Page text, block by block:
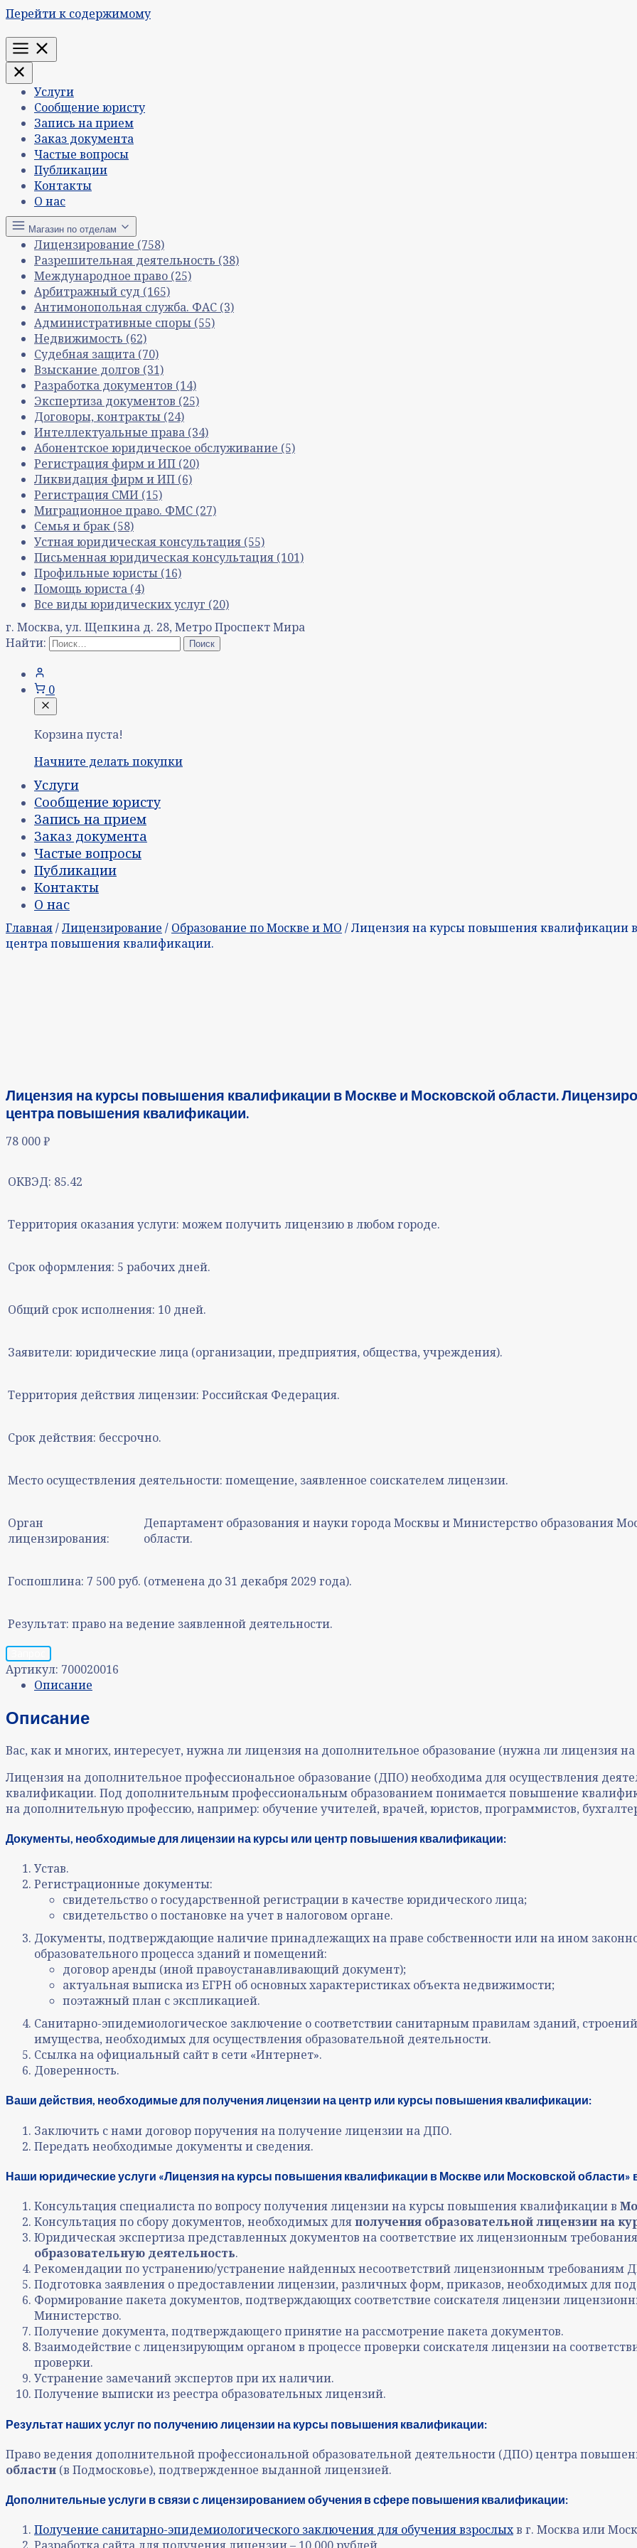
Перейти к содержимому
Меню
Услуги
Сообщение юристу
Запись на прием
Заказ документа
Частые вопросы
Публикации
Контакты
О нас
Магазин по отделам
Лицензирование (758)
Разрешительная деятельность (38)
Международное право (25)
Арбитражный суд (165)
Антимонопольная служба. ФАС (3)
Административные споры (55)
Недвижимость (62)
Судебная защита (70)
Взыскание долгов (31)
Разработка документов (14)
Экспертиза документов (25)
Договоры, контракты (24)
Интеллектуальные права (34)
Абонентское юридическое обслуживание (5)
Регистрация фирм и ИП (20)
Ликвидация фирм и ИП (6)
Регистрация СМИ (15)
Миграционное право. ФМС (27)
Семья и брак (58)
Устная юридическая консультация (55)
Письменная юридическая консультация (101)
Профильные юристы (16)
Помощь юриста (4)
Все виды юридических услуг (20)
г. Москва, ул. Щепкина д. 28, Метро Проспект Мира
Найти:
0
Корзина пуста!
Начните делать покупки
Услуги
Сообщение юристу
Запись на прием
Заказ документа
Частые вопросы
Публикации
Контакты
О нас
Главная/Лицензирование / Образование по Москве и МО / Лицензия на курсы повышения квалификации
центра повышения квалификации.
Лицензия на курсы повышения квалификации в Москве и Московской области.
центра повышения квалификации.
78 000₽
ОКВЭД: 85.42
Территория оказания услуги: можем получить лицензию в любом городе.
Срок оформления: 5 рабочих дней.
Общий срок исполнения: 10 дней.
Заявители: юридические лица (организации, предприятия, общества, учреждения).
Территория действия лицензии: Российская Федерация.
Срок действия: бессрочно.
Место осуществления деятельности: помещение, заявленное соискателем лицензии.
Орган
лицензирования:
Департамент образования и науки города Москвы и Министерство образования
области.
Госпошлина: 7 500 руб. (отменена до 31 декабря 2029 года).
Результат: право на ведение заявленной деятельности.
Артикул: 700020016
Описание
Описание
Вас, как и многих, интересует, нужна ли лицензия на дополнительное образование (нужна ли лицензия
Лицензия на дополнительное профессиональное образование (ДПО) необходима для осуществления
квалификации. Под дополнительным профессиональным образованием понимается повышение
на дополнительную профессию, например: обучение учителей, врачей, юристов, программистов,
Документы, необходимые для лицензии на курсы или центр повышения квалификации:
Устав.
Регистрационные документы:
свидетельство о государственной регистрации в качестве юридического лица;
свидетельство о постановке на учет в налоговом органе.
Документы, подтверждающие наличие принадлежащих на праве собственности или на ином
образовательного процесса зданий и помещений:
договор аренды (иной правоустанавливающий документ);
актуальная выписка из ЕГРН об основных характеристиках объекта недвижимости;
поэтажный план с экспликацией.
Санитарно-эпидемиологическое заключение о соответствии санитарным правилам зданий,
имущества, необходимых для осуществления образовательной деятельности.
Ссылка на официальный сайт в сети «Интернет».
Доверенность.
Ваши действия, необходимые для получения лицензии на центр или курсы повышения квалификации:
Заключить с нами договор поручения на получение лицензии на ДПО.
Передать необходимые документы и сведения.
Наши юридические услуги «Лицензия на курсы повышения квалификации в Москве или Московской
Консультация специалиста по вопросу получения лицензии на курсы повышения квалификации в
Консультация по сбору документов, необходимых дляполучения образовательной лицензии на
Юридическая экспертиза представленных документов на соответствие их лицензионным
образовательную деятельность.
Рекомендации по устранению/устранение найденных несоответствий лицензионным требованиям
Подготовка заявления о предоставлении лицензии, различных форм, приказов, необходимых для
Формирование пакета документов, подтверждающих соответствие соискателя лицензии
Министерство.
Получение документа, подтверждающего принятие на рассмотрение пакета документов.
Взаимодействие с лицензирующим органом в процессе проверки соискателя лицензии на
проверки.
Устранение замечаний экспертов при их наличии.
Получение выписки из реестра образовательных лицензий.
Результат наших услуг по получению лицензии на курсы повышения квалификации:
Право ведения дополнительной профессиональной образовательной деятельности (ДПО) центра
области (в Подмосковье), подтвержденное выданной лицензией.
Дополнительные услуги в связи с лицензированием обучения в сфере повышения квалификации:
Получение санитарно-эпидемиологического заключения для обучения взрослыхв г. Москва или